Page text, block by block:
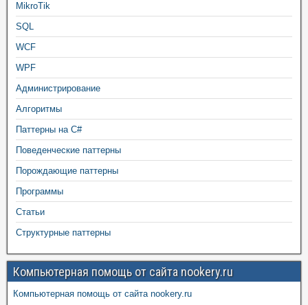
MikroTik
SQL
WCF
WPF
Администрирование
Алгоритмы
Паттерны на C#
Поведенческие паттерны
Порождающие паттерны
Программы
Статьи
Структурные паттерны
Компьютерная помощь от сайта nookery.ru
Компьютерная помощь от сайта nookery.ru